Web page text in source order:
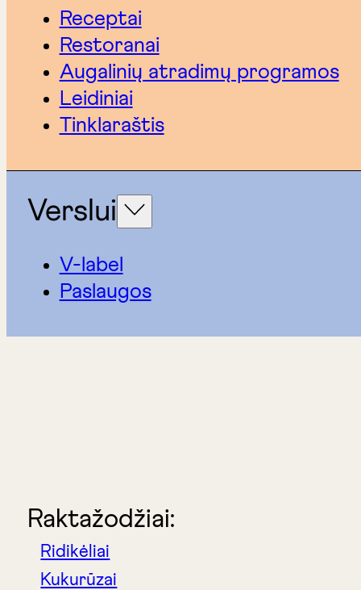
Receptai
Restoranai
Augalinių atradimų programos
Leidiniai
Tinklaraštis
Verslui
V-label
Paslaugos
Raktažodžiai:
Ridikėliai
Kukurūzai